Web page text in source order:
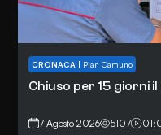
CRONACA | Pian Camuno
Chiuso per 15 giorni il
7 Agosto 2026 5107